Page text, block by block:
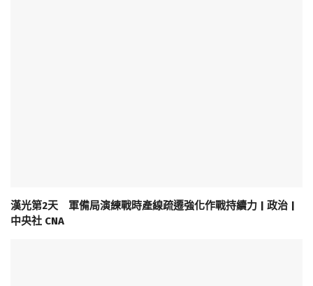
漢光第2天 軍備局演練戰時產線疏遷強化作戰持續力 | 政治 |
中央社 CNA